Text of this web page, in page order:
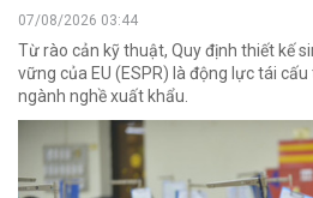
07/08/2026 03:44
Từ rào cản kỹ thuật, Quy định thiết kế
vững của EU (ESPR) là động lực tái
ngành nghề xuất khẩu.